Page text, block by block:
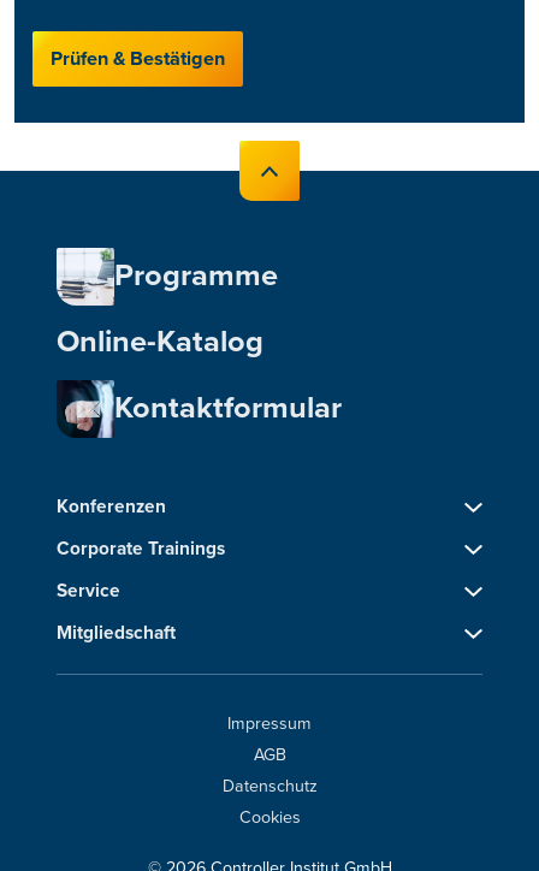
Prüfen & Bestätigen
Programme
Online-Katalog
Kontaktformular
Konferenzen
Corporate Trainings
Service
Mitgliedschaft
Impressum
AGB
Datenschutz
Cookies